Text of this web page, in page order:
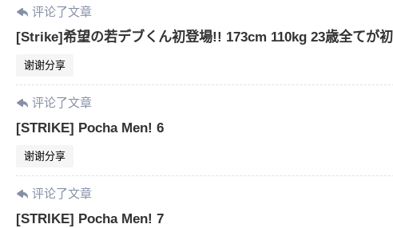
评论了文章
[Strike]希望の若デブくん初登場!! 173cm 110kg 23歳全てが
谢谢分享
评论了文章
[STRIKE] Pocha Men! 6
谢谢分享
评论了文章
[STRIKE] Pocha Men! 7